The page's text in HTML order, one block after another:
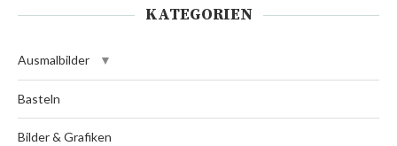
KATEGORIEN
Ausmalbilder
Basteln
Bilder & Grafiken